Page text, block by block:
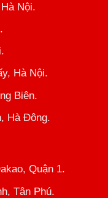
Nội.
Hà Nội.
Biên.
Hà Đông.
Quận 1.
Tân Phú.